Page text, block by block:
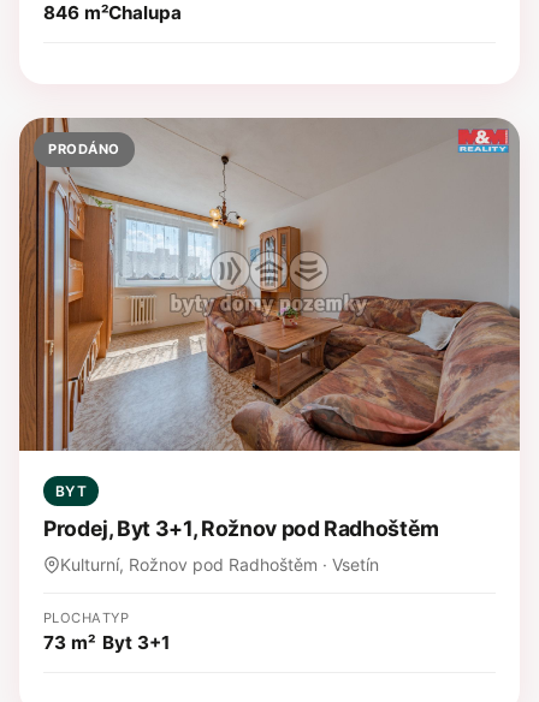
846 m²Chalupa
PRODÁNO
BYT
Prodej, Byt 3+1, Rožnov pod Radhoštěm
Kulturní, Rožnov pod Radhoštěm · Vsetín
PLOCHA
73 m²
TYP
Byt 3+1